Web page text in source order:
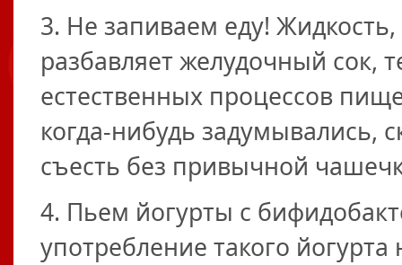
3. Не запиваем еду!
разбавляет желудочный сок,
естественных процессов
когда-нибудь задумывались,
съесть без привычной
4. Пьем йогурты с
употребление такого